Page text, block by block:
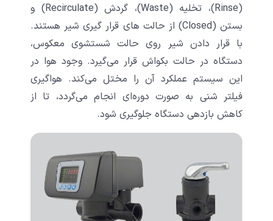
(Rinse)، تخلیه (Waste)، گردش (Recirculate) و
بستن (Closed) از حالت های قرار گیری شیر هستند.
با قرار دادن شیر روی حالت شستشوی معکوس،
دستگاه در حالت بکواش قرار می‌گیرد. وجود هوا در
این سیستم عملکرد آن را مختل می‌کند. هواگیری
فیلتر شنی به صورت دوره‌ای انجام می‌گردد، تا از
کاهش بازدهی دستگاه جلوگیری شود.